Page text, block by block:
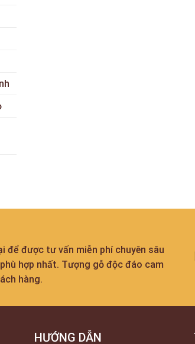
để được tư vấn miễn phí chuyên sâu
hợp nhất. Tượng gỗ độc đáo cam
hàng.
HƯỚNG DẪN